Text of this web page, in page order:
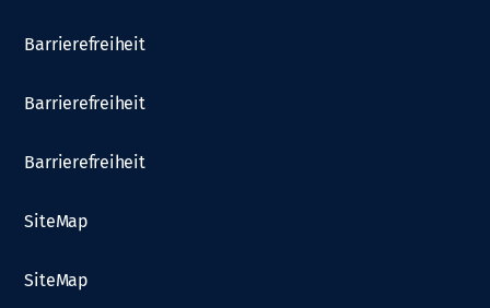
Barrierefreiheit
Barrierefreiheit
Barrierefreiheit
SiteMap
SiteMap